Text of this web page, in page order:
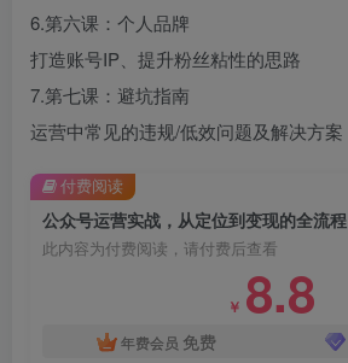
6.第六课：个人品牌
打造账号IP、提升粉丝粘性的思路
7.第七课：避坑指南
运营中常见的违规/低效问题及解决方案
此内容为付费阅读，请付费后查看
￥ 8.8
年费会员 免费
付费阅读